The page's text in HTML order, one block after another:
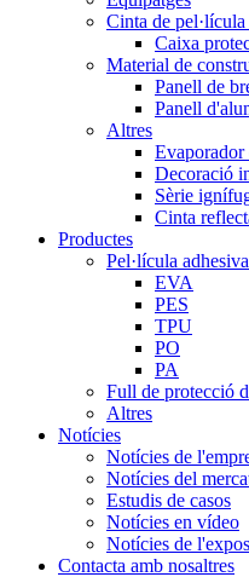
Cinta de
Caixa
Material de
Panell de
Panell
Altres
Evaporador
Decoració
Sèrie
Cinta
Productes
Pel·lícula
EVA
PES
TPU
PO
PA
Full de protecció
Altres
Notícies
Notícies de
Notícies del
Estudis de casos
Notícies en vídeo
Notícies de
Contacta amb nosaltres